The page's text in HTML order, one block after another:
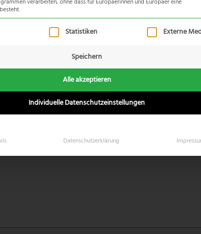
Flüge)!
verarbeiten, ohne dass für Europäerinnen und Europäer eine
der Service-Gruppen, für die eine Einwilligung
Statistiken Externe
Speichern
Alle akzeptieren
Individuelle Datenschutzeinstellungen
Datenschutzerklärung